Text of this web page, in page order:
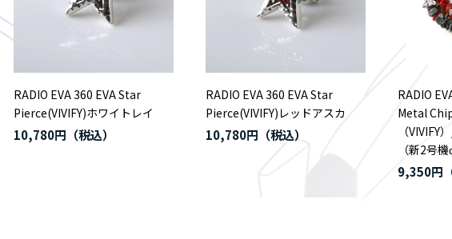
RADIO EVA 360 EVA Star
Pierce(VIVIFY)ホワイトレイ
10,780円
RADIO EVA 360 EVA Star
Pierce(VIVIFY)レッドアスカ
10,780円
RADIO
Metal
（
（新2号機
9,350円